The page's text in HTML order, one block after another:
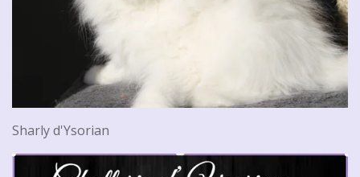
Sharly d'Ysorian